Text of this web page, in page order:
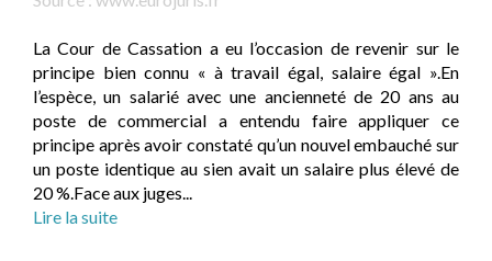
La Cour de Cassation a eu l’occasion de revenir sur le
principe bien connu « à travail égal, salaire égal ».En
l’espèce, un salarié avec une ancienneté de 20 ans au
poste de commercial a entendu faire appliquer ce
principe après avoir constaté qu’un nouvel embauché sur
un poste identique au sien avait un salaire plus élevé de
20 %.Face aux juges...
Lire la suite